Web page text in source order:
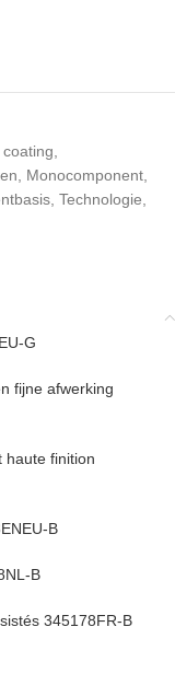
Monocomponent
Technologie
G
fijne afwerking
haute finition
B
B
345178FR-B